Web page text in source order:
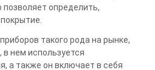
позволяет определить,
такого рода на рынке,
в нем используется
а также он включает в себя